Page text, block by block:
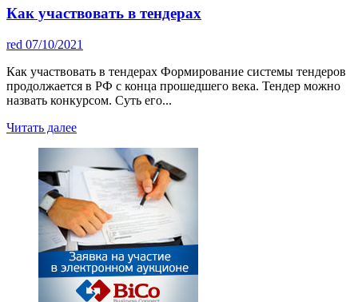
Как участвовать в тендерах
red 07/10/2021
Как участвовать в тендерах Формирование системы тендеров
продолжается в РФ с конца прошедшего века. Тендер можно
назвать конкурсом. Суть его...
Читать далее